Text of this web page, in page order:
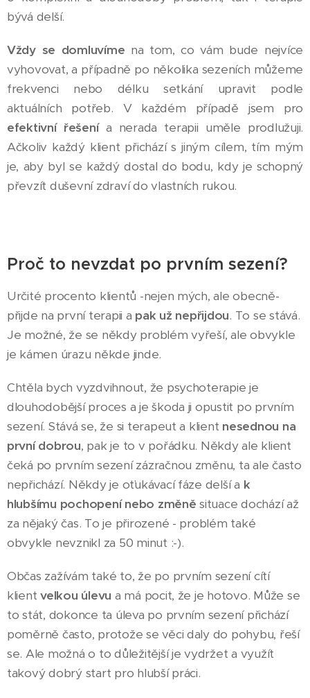
bývá delší.
Vždy se domluvíme na tom, co vám bude nejvíce
vyhovovat, a případně po několika sezeních můžeme
frekvenci nebo délku setkání upravit podle
aktuálních potřeb. V každém případě jsem pro
efektivní řešenía nerada terapii uměle prodlužuji.
Ačkoliv každý klient přichází s jiným cílem, tím mým
je, aby byl se každý dostal do bodu, kdy je schopný
převzít duševní zdraví do vlastních rukou.
Proč to nevzdat po prvním sezení?
Určité procento klientů -nejen mých, ale obecně-
přijde na první terapii a pak už nepřijdou. To se stává.
Je možné, že se někdy problém vyřeší, ale obvykle
je kámen úrazu někde jinde.
Chtěla bych vyzdvihnout, že psychoterapie je
dlouhodobější proces a je škoda ji opustit po prvním
sezení. Stává se, že si terapeut a klient nesednou na
první dobrou, pak je to v pořádku. Někdy ale klient
čeká po prvním sezení zázračnou změnu, ta ale často
nepřichází. Někdy je oťukávací fáze delší a k
hlubšímu pochopení nebo změně situace dochází až
za nějaký čas. To je přirozené - problém také
obvykle nevznikl za 50 minut :-).
Občas zažívám také to, že po prvním sezení cítí
klientvelkou úlevu a má pocit, že je hotovo. Může se
to stát, dokonce ta úleva po prvním sezení přichází
poměrně často, protože se věci daly do pohybu, řeší
se. Ale možná o to důležitější je vydržet a využít
takový dobrý start pro hlubší práci.